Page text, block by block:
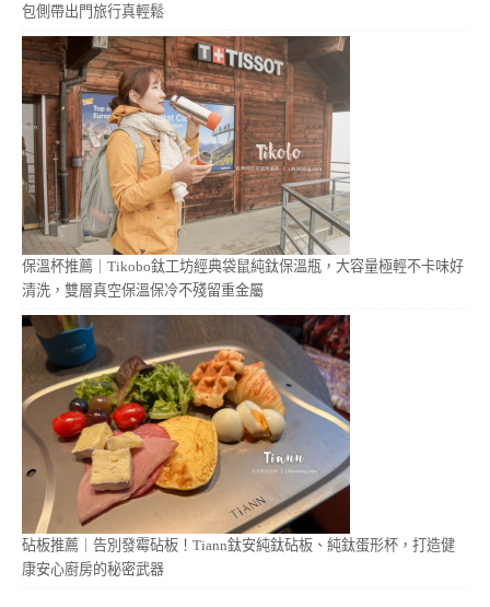
包側帶出門旅行真輕鬆
保溫杯推薦｜Tikobo鈦工坊經典袋鼠純鈦保溫瓶，大容量極輕不卡味好
清洗，雙層真空保溫保冷不殘留重金屬
砧板推薦｜告別發霉砧板！Tiann鈦安純鈦砧板、純鈦蛋形杯，打造健
康安心廚房的秘密武器